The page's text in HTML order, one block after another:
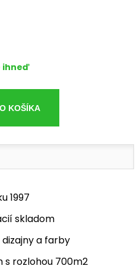
ihneď
KOŠÍKA
1997
skladom
a farby
s rozlohou 700m2